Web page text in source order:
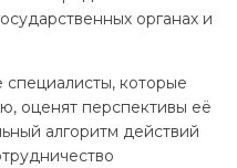
органах и
которые
оценят перспективы её
алгоритм действий